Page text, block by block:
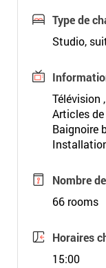
Type de
Studio,
Télévision
Articles
Baignoire
Nombre
66 rooms
Horaires
15:00